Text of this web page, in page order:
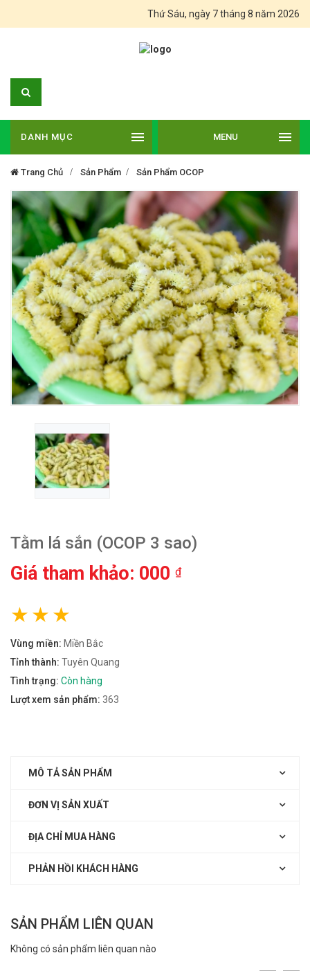
Thứ Sáu, ngày 7 tháng 8 năm 2026
DANH MỤC MENU
Trang Chủ Sản Phẩm Sản Phẩm OCOP
Tằm lá sắn (OCOP 3 sao)
Giá tham khảo: 000 ₫
Vùng miền: Miền Bắc
Tỉnh thành: Tuyên Quang
Tình trạng: Còn hàng
Lượt xem sản phẩm: 363
MÔ TẢ SẢN PHẨM
ĐƠN VỊ SẢN XUẤT
ĐỊA CHỈ MUA HÀNG
PHẢN HỒI KHÁCH HÀNG
SẢN PHẨM LIÊN QUAN
Không có sản phẩm liên quan nào